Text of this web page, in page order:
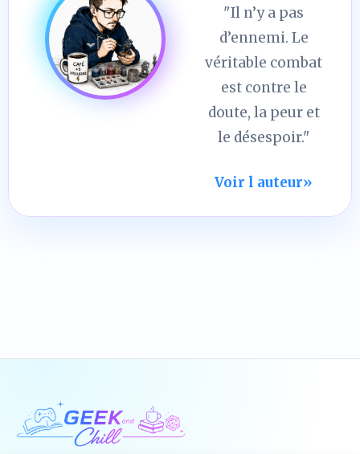
"Il n’y a pas
d’ennemi. Le
véritable combat
est contre le
doute, la peur et
le désespoir."
Voir l auteur»